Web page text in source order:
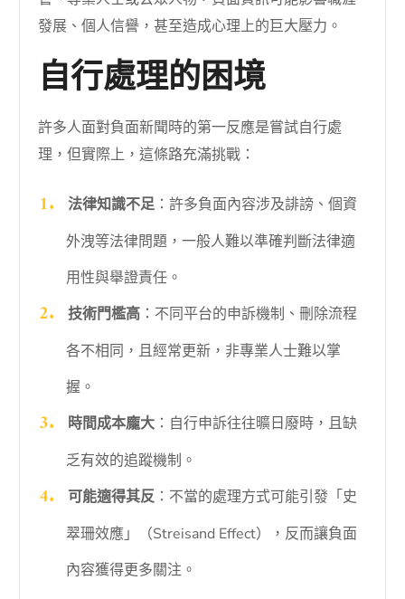
發展、個人信譽，甚至造成心理上的巨大壓力。
自行處理的困境
許多人面對負面新聞時的第一反應是嘗試自行處
理，但實際上，這條路充滿挑戰：
法律知識不足：許多負面內容涉及誹謗、個資
外洩等法律問題，一般人難以準確判斷法律適
用性與舉證責任。
技術門檻高：不同平台的申訴機制、刪除流程
各不相同，且經常更新，非專業人士難以掌
握。
時間成本龐大：自行申訴往往曠日廢時，且缺
乏有效的追蹤機制。
可能適得其反：不當的處理方式可能引發「史
翠珊效應」（Streisand Effect），反而讓負面
內容獲得更多關注。